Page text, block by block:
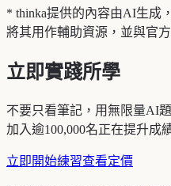
* thinka提供的內容由AI生成
將其用作輔助資源，並與官
立即實踐所學
不要只看筆記，用無限量AI
加入逾100,000名正在提升成
立即開始練習查看定價